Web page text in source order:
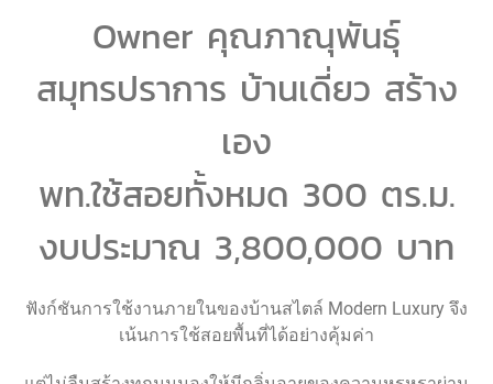
Owner คุณภาณุพันธุ์
สมุทรปราการ บ้านเดี่ยว สร้าง
เอง
พท.ใช้สอยทั้งหมด 300 ตร.ม.
งบประมาณ 3,800,000 บาท
ฟังก์ชันการใช้งานภายในของบ้านสไตล์ Modern Luxury จึง
เน้นการใช้สอยพื้นที่ได้อย่างคุ้มค่า